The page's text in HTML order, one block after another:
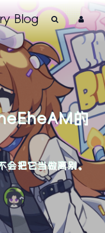
Blog
的
会把它当做离别。